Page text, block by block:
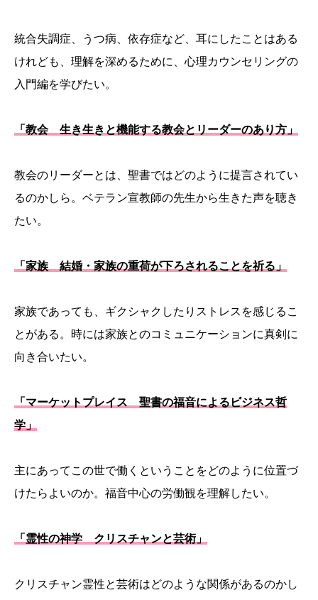
統合失調症、うつ病、依存症など、耳にしたことはある
けれども、理解を深めるために、心理カウンセリングの
入門編を学びたい。
「教会 生き生きと機能する教会とリーダーのあり方」
教会のリーダーとは、聖書ではどのように提言されてい
るのかしら。ベテラン宣教師の先生から生きた声を聴き
たい。
「家族 結婚・家族の重荷が下ろされることを祈る」
家族であっても、ギクシャクしたりストレスを感じるこ
とがある。時には家族とのコミュニケーションに真剣に
向き合いたい。
「マーケットプレイス 聖書の福音によるビジネス哲
学」
主にあってこの世で働くということをどのように位置づ
けたらよいのか。福音中心の労働観を理解したい。
「霊性の神学 クリスチャンと芸術」
クリスチャン霊性と芸術はどのような関係があるのかし